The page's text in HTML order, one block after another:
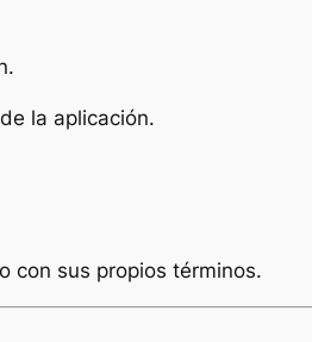
la aplicación.
con sus propios términos.